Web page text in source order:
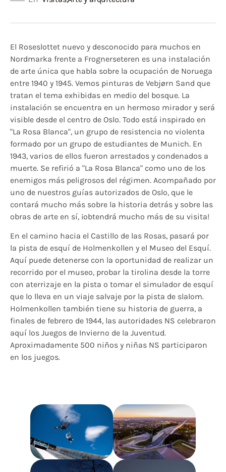
El Roseslottet nuevo y desconocido para muchos en
Nordmarka frente a Frognerseteren es una instalación
de arte única que habla sobre la ocupación de Noruega
entre 1940 y 1945. Vemos pinturas de Vebjørn Sand que
tratan el tema exhibidas en medio del bosque. La
instalación se encuentra en un hermoso mirador y será
visible desde el centro de Oslo. Todo está inspirado en
"La Rosa Blanca", un grupo de resistencia no violenta
formado por un grupo de estudiantes de Munich. En
1943, varios de ellos fueron arrestados y condenados a
muerte. Se refirió a "La Rosa Blanca" como uno de los
enemigos más peligrosos del régimen. Acompañado por
uno de nuestros guías autorizados de Oslo, que le
contará mucho más sobre la historia detrás y sobre las
obras de arte en sí, ¡obtendrá mucho más de su visita!
En el camino hacia el Castillo de las Rosas, pasará por
la pista de esquí de Holmenkollen y el Museo del Esquí.
Aquí puede detenerse con la oportunidad de realizar un
recorrido por el museo, probar la tirolina desde la torre
con aterrizaje en la pista o tomar el simulador de esquí
que lo lleva en un viaje salvaje por la pista de slalom.
Holmenkollen también tiene su historia de guerra, a
finales de febrero de 1944, las autoridades NS celebraron
aquí los Juegos de Invierno de la Juventud.
Aproximadamente 500 niños y niñas NS participaron
en los juegos.